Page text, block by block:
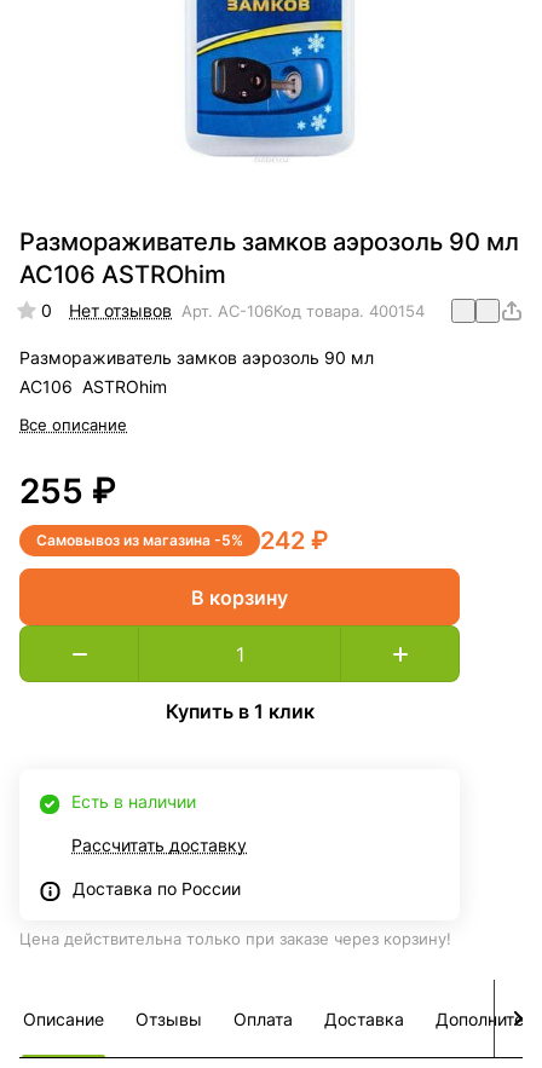
Размораживатель замков аэрозоль 90 мл
AC106 ASTROhim
0 Нет отзывов Арт. AC-106Код товара. 400154
Размораживатель замков аэрозоль 90 мл
AC106 ASTROhim
Все описание
255 ₽
Самовывоз из магазина -5% 242 ₽
В корзину
Купить в 1 клик
Есть в наличии
Рассчитать доставку
Доставка по России
Цена действительна только при заказе через корзину!
Описание Отзывы Оплата Доставка